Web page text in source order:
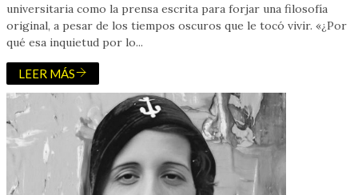
universitaria como la prensa escrita para forjar una filosofía
original, a pesar de los tiempos oscuros que le tocó vivir. «¿Por
qué esa inquietud por lo...
LEER MÁS